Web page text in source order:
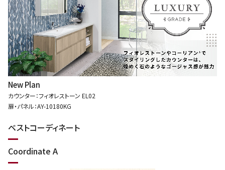
New Plan
カウンター：フィオレストーン EL02
扉・パネル：AY-10180KG
ベストコーディネート
Coordinate A